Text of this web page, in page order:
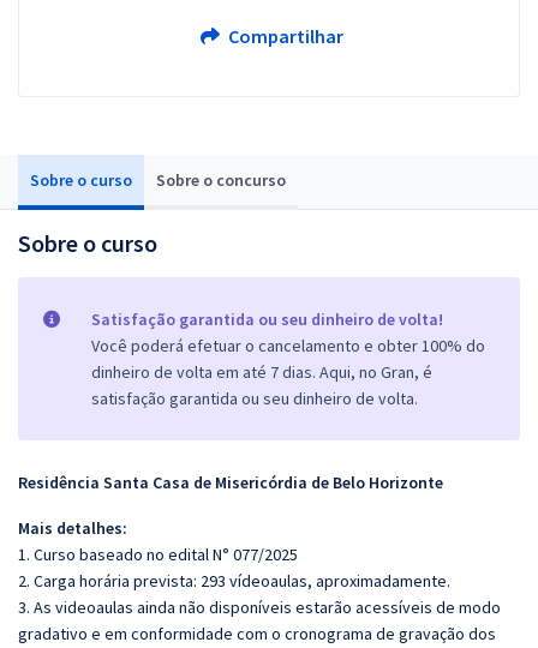
Sobre o curso Sobre o concurso
Sobre o curso
Satisfação garantida ou seu dinheiro de volta!
Você poderá efetuar o cancelamento e obter 100% do
dinheiro de volta em até 7 dias. Aqui, no Gran, é
satisfação garantida ou seu dinheiro de volta.
Residência Santa Casa de Misericórdia de Belo Horizonte
Mais detalhes:
1. Curso baseado no edital N° 077/2025
2. Carga horária prevista: 293 vídeoaulas, aproximadamente.
3. As videoaulas ainda não disponíveis estarão acessíveis de modo
gradativo e em conformidade com o cronograma de gravação dos
Compartilhar